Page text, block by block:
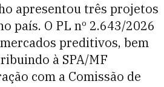
apresentou três projetos
país. O PL nº 2.643/2026
preditivos, bem
à SPA/MF
com a Comissão de